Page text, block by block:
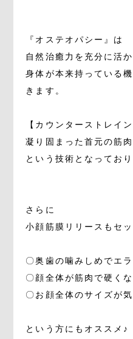
『オステオパシー』は
自然治癒力を充分に活
身体が本来持っている
きます。
【カウンターストレイ
凝り固まった首元の筋
という技術となっており
さらに
小顔筋膜リリースもセ
〇奥歯の噛みしめでエ
〇顔全体が筋肉で硬く
〇お顔全体のサイズが
という方にもオススメ♪